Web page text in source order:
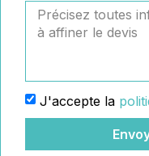
J'accepte la